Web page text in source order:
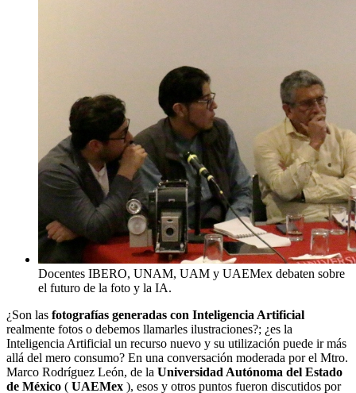
Docentes IBERO, UNAM, UAM y UAEMex debaten sobre
el futuro de la foto y la IA.
¿Son las fotografías generadas con Inteligencia Artificial
realmente fotos o debemos llamarles ilustraciones?; ¿es la
Inteligencia Artificial un recurso nuevo y su utilización puede ir más
allá del mero consumo? En una conversación moderada por el Mtro.
Marco Rodríguez León, de la Universidad Autónoma del Estado
de México ( UAEMex ), esos y otros puntos fueron discutidos por